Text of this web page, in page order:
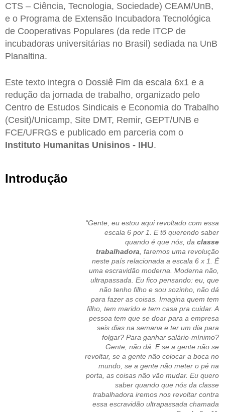
CTS – Ciência, Tecnologia, Sociedade) CEAM/UnB,
e o Programa de Extensão Incubadora Tecnológica
de Cooperativas Populares (da rede ITCP de
incubadoras universitárias no Brasil) sediada na UnB
Planaltina.
Este texto integra o Dossiê Fim da escala 6x1 e a
redução da jornada de trabalho, organizado pelo
Centro de Estudos Sindicais e Economia do Trabalho
(Cesit)/Unicamp, Site DMT, Remir, GEPT/UNB e
FCE/UFRGS e publicado em parceria com o
Instituto Humanitas Unisinos - IHU.
Introdução
“Gente, eu estou aqui revoltado com essa
escala 6 por 1. E tô querendo saber
quando é que nós, da classe
trabalhadora , faremos uma revolução
neste país relacionada a escala 6 x 1. É
uma escravidão moderna. Moderna não,
ultrapassada. Eu fico pensando: eu, que
não tenho filho e sou sozinho, não dá
para fazer as coisas. Imagina quem tem
filho, tem marido e tem casa pra cuidar. A
pessoa tem que se doar para a empresa
seis dias na semana e ter um dia para
folgar? Para ganhar salário-mínimo?
Gente, não dá. E se a gente não se
revoltar, se a gente não colocar a boca no
mundo, se a gente não meter o pé na
porta, as coisas não vão mudar. Eu quero
saber quando que nós da classe
trabalhadora iremos nos revoltar contra
essa escravidão ultrapassada chamada